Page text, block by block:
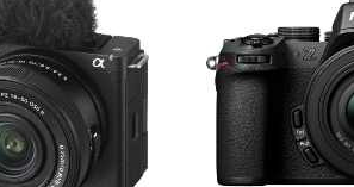
direções e garantindo imagens
macrofotografia e gravações em